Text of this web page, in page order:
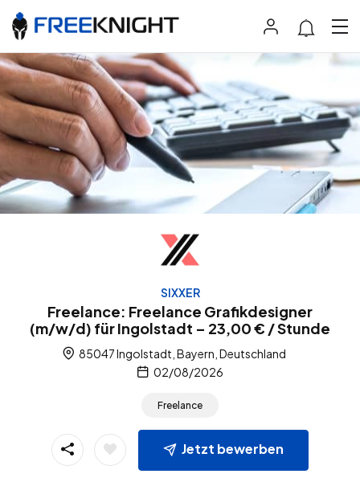
SIXXER
Freelance: Freelance Grafikdesigner
(m/w/d) für Ingolstadt – 23,00 € / Stunde
85047 Ingolstadt, Bayern, Deutschland
02/08/2026
Freelance
Jetzt bewerben